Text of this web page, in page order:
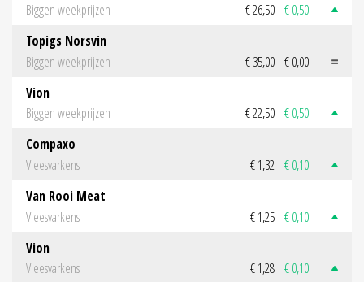
Biggen weekprijzen
€ 26,50 € 0,50
Topigs Norsvin
Biggen weekprijzen
€ 35,00 € 0,00
Vion
Biggen weekprijzen
€ 22,50 € 0,50
Compaxo
Vleesvarkens
€ 1,32 € 0,10
Van Rooi Meat
Vleesvarkens
€ 1,25 € 0,10
Vion
Vleesvarkens
€ 1,28 € 0,10